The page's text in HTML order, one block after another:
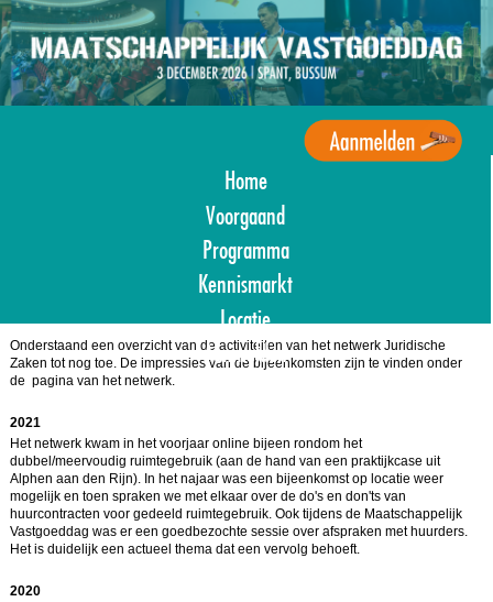
Overslaan
en
naar
de
inhoud
gaan
Home
Voorgaand
Programma
Kennismarkt
Locatie
Aanmelden
Onderstaand een overzicht van de activiteiten van het netwerk Juridische
Zaken tot nog toe. De impressies van de bijeenkomsten zijn te vinden onder
de pagina van het netwerk.
2021
Het netwerk kwam in het voorjaar online bijeen rondom het
dubbel/meervoudig ruimtegebruik (aan de hand van een praktijkcase uit
Alphen aan den Rijn). In het najaar was een bijeenkomst op locatie weer
mogelijk en toen spraken we met elkaar over de do's en don'ts van
huurcontracten voor gedeeld ruimtegebruik. Ook tijdens de Maatschappelijk
Vastgoeddag was er een goedbezochte sessie over afspraken met huurders.
Het is duidelijk een actueel thema dat een vervolg behoeft.
2020